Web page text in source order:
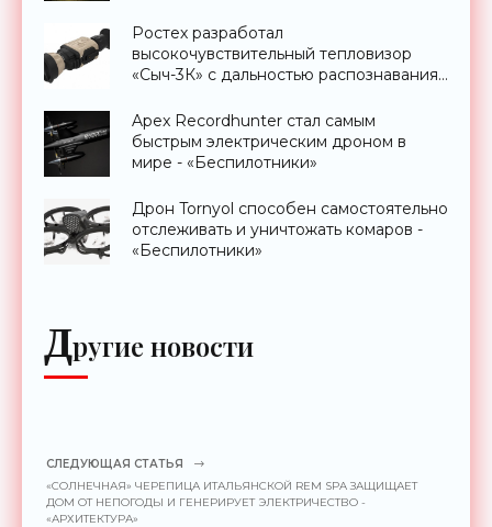
Ростех разработал
высокочувствительный тепловизор
«Сыч-3К» с дальностью распознавания
Apex Recordhunter стал самым
быстрым электрическим дроном в
мире - «Беспилотники»
Дрон Tornyol способен самостоятельно
отслеживать и уничтожать комаров -
«Беспилотники»
Другие новости
СЛЕДУЮЩАЯ СТАТЬЯ
«СОЛНЕЧНАЯ» ЧЕРЕПИЦА ИТАЛЬЯНСКОЙ REM SPA ЗАЩИЩАЕТ
ДОМ ОТ НЕПОГОДЫ И ГЕНЕРИРУЕТ ЭЛЕКТРИЧЕСТВО -
«АРХИТЕКТУРА»